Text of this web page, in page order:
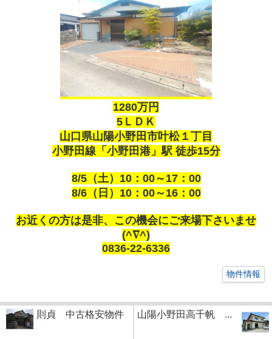
1280万円
5ＬＤＫ
山口県山陽小野田市叶松１丁目
小野田線「小野田港」駅 徒歩15分
8/5（土）10：00～17：00
8/6（日）10：00～16：00
お近くの方は是非、この機会にご来場下さいませ
(^∇^)
0836-22-6336
物件情報
則貞 中古格安物件 山陽小野田高千帆 ...